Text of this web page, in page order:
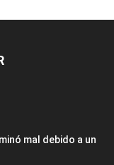
mal debido a un